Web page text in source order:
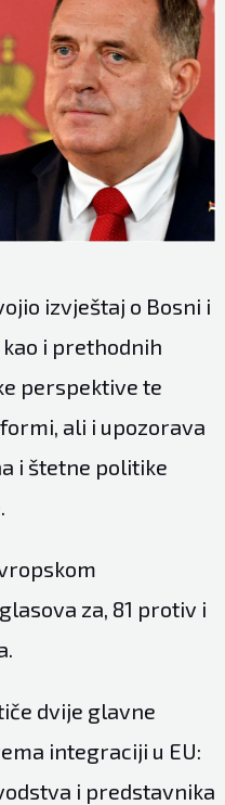
izvještaj o Bosni i
kao i prethodnih
perspektive te
ali i upozorava
i štetne politike
za, 81 protiv i
dvije glavne
integraciji u EU:
i predstavnika